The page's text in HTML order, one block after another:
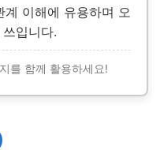
계 이해에 유용하며 오
입니다.
를 함께 활용하세요!